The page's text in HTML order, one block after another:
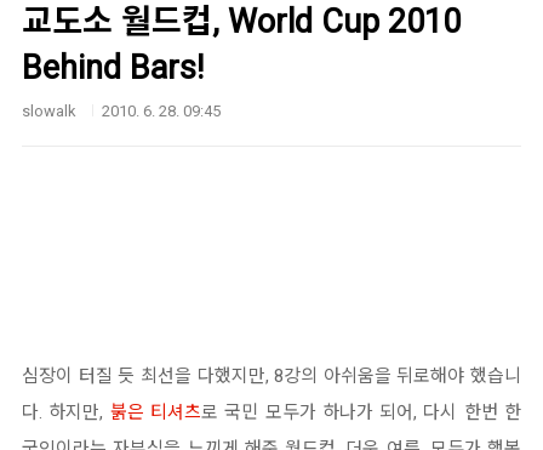
교도소 월드컵, World Cup 2010
Behind Bars!
slowalk 2010. 6. 28. 09:45
심장이 터질 듯 최선을 다했지만, 8강의 아쉬움을 뒤로해야 했습니
다. 하지만, 붉은 티셔츠로 국민 모두가 하나가 되어, 다시 한번 한